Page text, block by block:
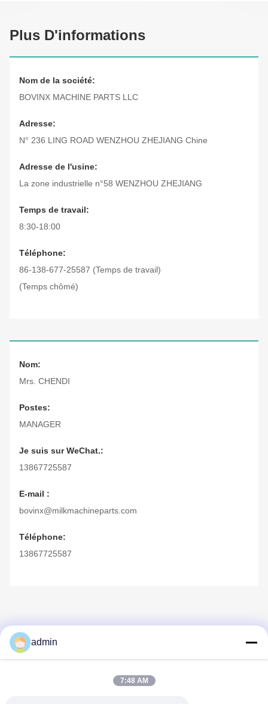
Plus D'informations
Nom de la société:
BOVINX MACHINE PARTS LLC
Adresse:
N° 236 LING ROAD WENZHOU ZHEJIANG Chine
Adresse de l'usine:
La zone industrielle n°58 WENZHOU ZHEJIANG
Temps de travail:
8:30-18:00
Téléphone:
86-138-677-25587 (Temps de travail)
(Temps chômé)
Nom:
Mrs. CHENDI
Postes:
MANAGER
Je suis sur WeChat.:
13867725587
E-mail :
bovinx@milkmachineparts.com
Téléphone:
13867725587
admin
7:48 AM